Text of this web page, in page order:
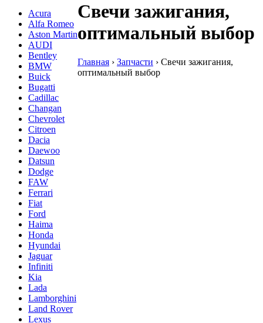
Acura
Alfa Romeo
Aston Martin
AUDI
Bentley
BMW
Buick
Bugatti
Cadillac
Changan
Chevrolet
Citroen
Dacia
Daewoo
Datsun
Dodge
FAW
Ferrari
Fiat
Ford
Haima
Honda
Hyundai
Jaguar
Infiniti
Kia
Lada
Lamborghini
Land Rover
Lexus
Свечи зажигания,
оптимальный выбор
Главная › Запчасти › Свечи зажигания,
оптимальный выбор